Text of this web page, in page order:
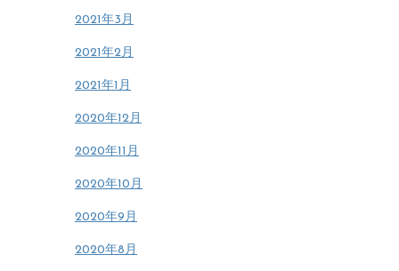
2021年3月
2021年2月
2021年1月
2020年12月
2020年11月
2020年10月
2020年9月
2020年8月